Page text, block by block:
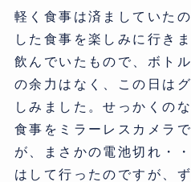
軽く食事は済ましていた
した食事を楽しみに行き
飲んでいたもので、ボト
の余力はなく、この日は
しみました。せっかくの
食事をミラーレスカメラ
が、まさかの電池切れ・
はして行ったのですが、